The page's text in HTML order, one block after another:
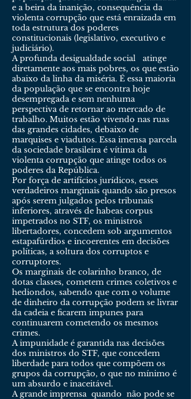
e a beira da inanição, consequência da
violenta corrupção que está enraizada em
toda estrutura dos poderes
constitucionais (legislativo, executivo e
judiciário).
A profunda desigualdade social atinge
diretamente aos mais pobres, os que estão
abaixo da linha da miséria. É essa maioria
da população que se encontra hoje
desempregada e sem nenhuma
perspectiva de retornar ao mercado de
trabalho. Muitos estão vivendo nas ruas
das grandes cidades, debaixo de
marquises e viadutos. Essa imensa parcela
da sociedade brasileira é vítima da
violenta corrupção que atinge todos os
poderes da República.
Por força de artifícios jurídicos, esses
verdadeiros marginais quando são presos
após serem julgados pelos tribunais
inferiores, através de habeas corpus
impetrados no STF, os ministros
libertadores, concedem sob argumentos
estapafúrdios e incoerentes em decisões
políticas, a soltura dos corruptos e
corruptores.
Os marginais de colarinho branco, de
dotas classes, cometem crimes coletivos e
hediondos, sabendo que com o volume
de dinheiro da corrupção podem se livrar
da cadeia e ficarem impunes para
continuarem cometendo os mesmos
crimes.
A impunidade é garantida nas decisões
dos ministros do STF, que concedem
liberdade para todos que compõem os
grupos da corrupção, o que no mínimo é
um absurdo e inaceitável.
A grande imprensa quando não pode se